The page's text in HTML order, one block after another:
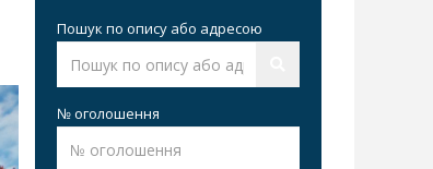
Пошук по опису або адресою
№ оголошення